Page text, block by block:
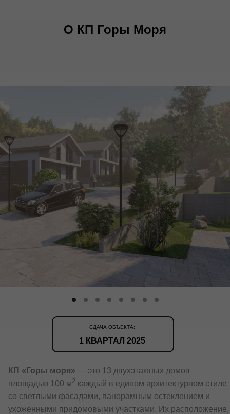
О КП Горы Моря
КП «Горы моря» — это 13 двухэтажных домов
площадью 100 м2 каждый в едином архитектурном стиле
со светлыми фасадами, панорамным остеклением и
ухоженными придомовыми участками. Их расположение,
СДАЧА ОБЪЕКТА:
1 КВАРТАЛ 2025